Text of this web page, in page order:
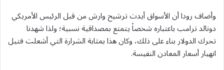
وأضاف رودا أن الأسواق أيدت ترشيح وارش من قبل الرئيس الأمريكي
دونالد ترامب باعتباره شخصاً يتمتع بمصداقية نسبية؛ ولذا شهدنا
تحرك الدولار بناء على ذلك، وكان هذا بمثابة الشرارة التي أشعلت فتيل
انهيار أسعار المعادن النفيسة.